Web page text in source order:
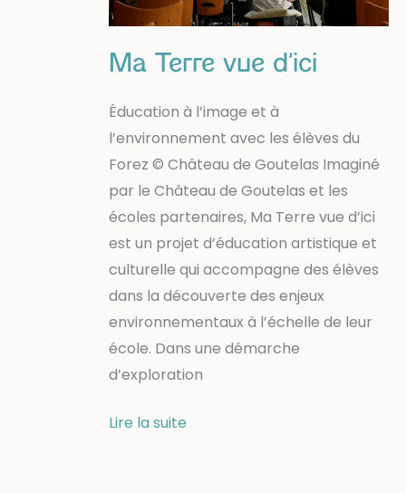
Ma Terre vue d’ici
Éducation à l’image et à
l’environnement avec les élèves du
Forez © Château de Goutelas Imaginé
par le Château de Goutelas et les
écoles partenaires, Ma Terre vue d’ici
est un projet d’éducation artistique et
culturelle qui accompagne des élèves
dans la découverte des enjeux
environnementaux à l’échelle de leur
école. Dans une démarche
d’exploration
Ma
Lire la suite